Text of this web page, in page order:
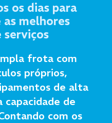
os dias para
melhores
serviços
frota com
próprios,
de alta
capacidade de
com os